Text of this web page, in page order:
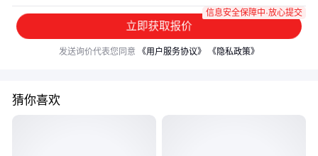
立即获取报价
信息安全保障中·放心提交
发送询价代表您同意 《用户服务协议》 《隐私政策》
猜你喜欢